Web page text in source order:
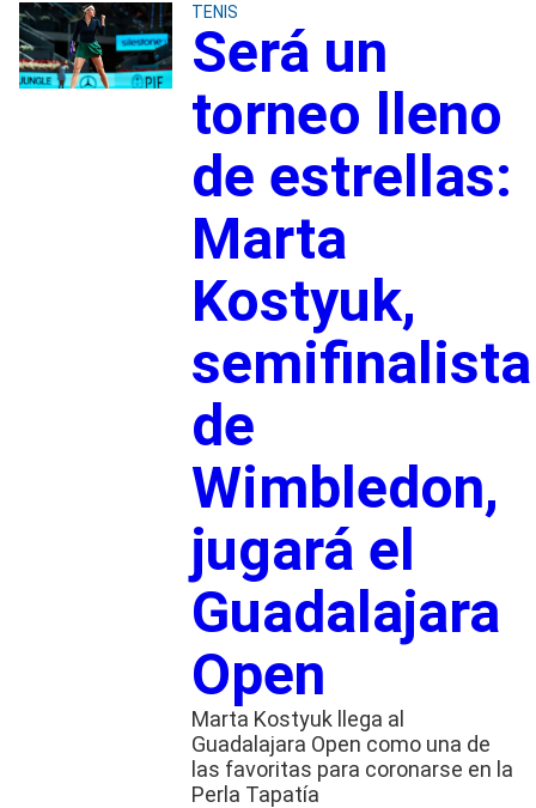
TENIS
Será un
torneo lleno
de estrellas:
Marta
Kostyuk,
semifinalista
de
Wimbledon,
jugará el
Guadalajara
Open
Marta Kostyuk llega al
Guadalajara Open como una de
las favoritas para coronarse en la
Perla Tapatía